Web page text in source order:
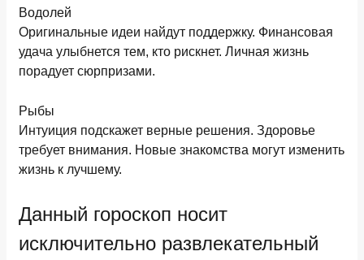
Водолей
Оригинальные идеи найдут поддержку. Финансовая
удача улыбнется тем, кто рискнет. Личная жизнь
порадует сюрпризами.
Рыбы
Интуиция подскажет верные решения. Здоровье
требует внимания. Новые знакомства могут изменить
жизнь к лучшему.
Данный гороскоп носит
исключительно развлекательный